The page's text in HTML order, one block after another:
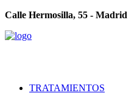
Calle Hermosilla, 55 - Madrid
TRATAMIENTOS